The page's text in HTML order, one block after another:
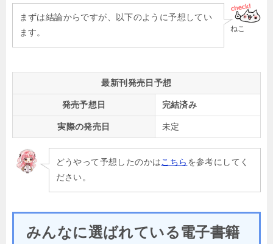
ねこ
まずは結論からですが、以下のように予想してい
ます。
最新刊発売日予想
発売予想日 完結済み
実際の発売日 未定
どうやって予想したのかはこちら を参考にしてく
ださい。
みんなに選ばれている電子書籍